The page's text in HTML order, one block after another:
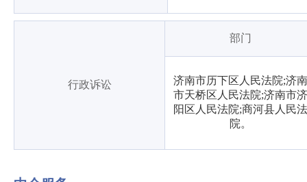
行政诉讼
部门
济南市历下区人民法院;济南
市天桥区人民法院;济南市济
阳区人民法院;商河县人民法
院。